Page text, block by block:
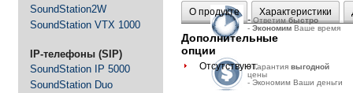
SoundStation2W
SoundStation VTX 1000
IP-телефоны (SIP)
SoundStation IP 5000
SoundStation Duo
-Ответимбыстро
- Экономим Ваше время
-Гарантия выгодной
цены
- Экономим Ваши деньги
О продукте Характеристики
Дополнительные
опции
Отсутствуют.